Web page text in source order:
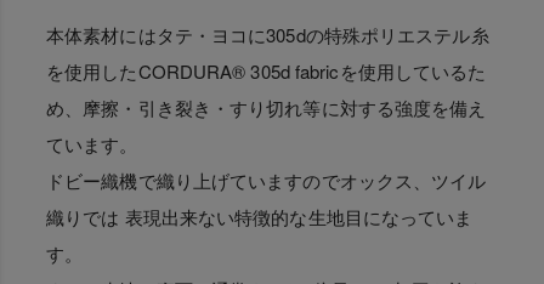
本体素材にはタテ・ヨコに305dの特殊ポリエステル糸
を使用したCORDURA® 305d fabricを使用しているた
め、摩擦・引き裂き・すり切れ等に対する強度を備え
ています。
ドビー織機で織り上げていますのでオックス、ツイル
織りでは 表現出来ない特徴的な生地目になっていま
す。